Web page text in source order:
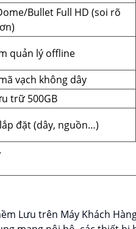
Bullet Full HD (soi rõ
quản lý offline
vạch không dây
trữ 500GB
đặt (dây, nguồn…)
Lưu trên Máy Khách